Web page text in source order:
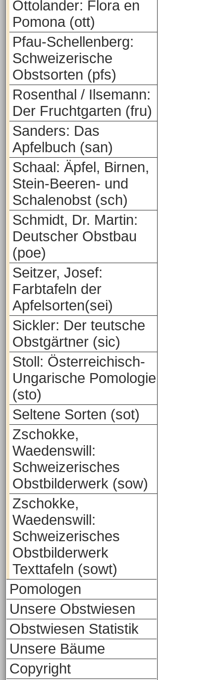
Ottolander: Flora en
Pomona (ott)
Pfau-Schellenberg:
Schweizerische
Obstsorten (pfs)
Rosenthal / Ilsemann:
Der Fruchtgarten (fru)
Sanders: Das
Apfelbuch (san)
Schaal: Äpfel, Birnen,
Stein-Beeren- und
Schalenobst (sch)
Schmidt, Dr. Martin:
Deutscher Obstbau
(poe)
Seitzer, Josef:
Farbtafeln der
Apfelsorten(sei)
Sickler: Der teutsche
Obstgärtner (sic)
Stoll: Österreichisch-
Ungarische Pomologie
(sto)
Seltene Sorten (sot)
Zschokke,
Waedenswill:
Schweizerisches
Obstbilderwerk (sow)
Zschokke,
Waedenswill:
Schweizerisches
Obstbilderwerk
Texttafeln (sowt)
Pomologen
Unsere Obstwiesen
Obstwiesen Statistik
Unsere Bäume
Copyright